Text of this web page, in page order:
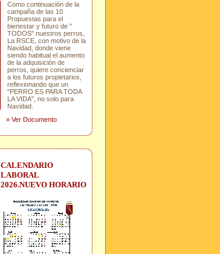
Como continuación de la
campaña de las 10
Propuestas para el
bienestar y futuro de "
TODOS" nuestros perros,
La RSCE, con motivo de la
Navidad, donde viene
siendo habitual el aumento
de la adquisición de
perros, quiere concienciar
a los futuros propietarios,
reflexionando que un
"PERRO ES PARA TODA
LA VIDA", no solo para
Navidad.
» Ver Documento
CALENDARIO
LABORAL
2026.NUEVO HORARIO